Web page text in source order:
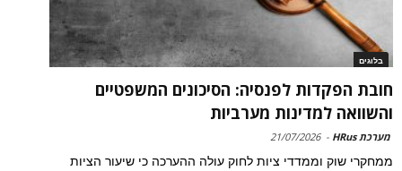
בלוגים
חובת הפקדות לפנסיה: הסיכונים המשפטיים
והשוואה למדינות מערביות
מערכת HRus -
21/07/2026
ממחקרי שוק וממדדי ציות לחוק עולה ההערכה כי שיעור הציות